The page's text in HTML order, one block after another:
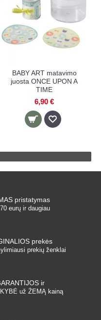
BABY ART matavimo
juosta ONCE UPON A
TIME
6,90 €
pristatymas
eurų ir daugiau
prekės
prekių ženklai
ir
už ŽEMĄ kainą